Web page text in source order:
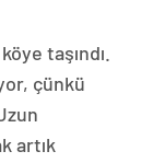
taşındı.
çünkü
artık